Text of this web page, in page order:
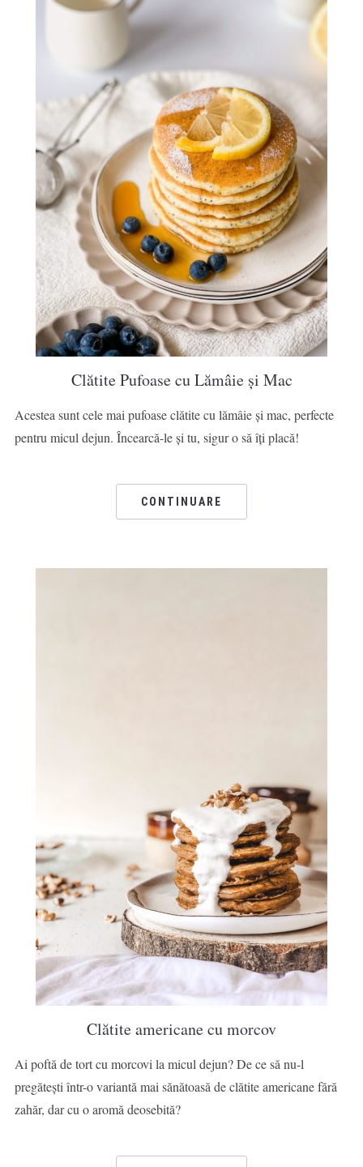
Clătite Pufoase cu Lămâie și Mac
Acestea sunt cele mai pufoase clătite cu lămâie și mac, perfecte
pentru micul dejun. Încearcă-le și tu, sigur o să îți placă!
CONTINUARE
Clătite americane cu morcov
Ai poftă de tort cu morcovi la micul dejun? De ce să nu-l
pregătești într-o variantă mai sănătoasă de clătite americane fără
zahăr, dar cu o aromă deosebită?